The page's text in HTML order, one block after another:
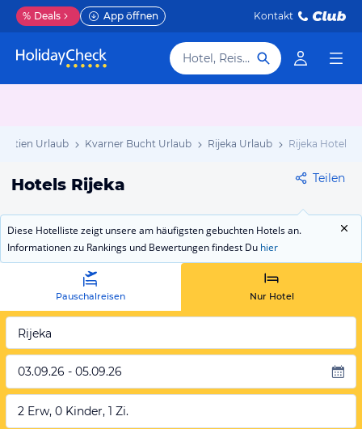
% Deals App öffnen Kontakt
Hotel, Reiseziel
Urlaub Kvarner Bucht Urlaub Rijeka Urlaub Rijeka Hotels
Hotels Rijeka Teilen
Diese Hotelliste zeigt unsere am häufigsten gebuchten Hotels an.
Informationen zu Rankings und Bewertungen findest Du hier
Pauschalreisen Nur Hotel
Rijeka
03.09.26 - 05.09.26
2 Erw, 0 Kinder, 1 Zi.